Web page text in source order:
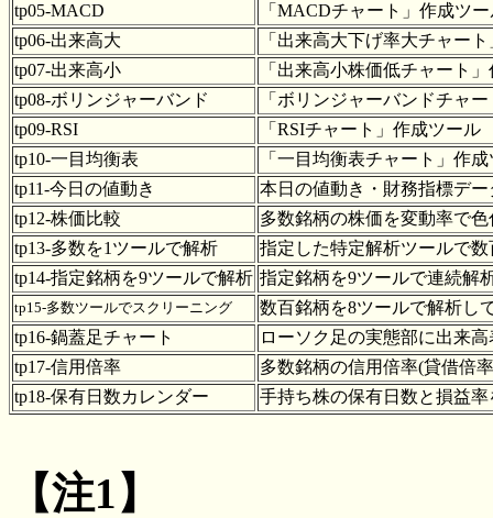
tp05-MACD
「MACDチャート」作成ツ
tp06-出来高大
「出来高大下げ率大チャー
tp07-出来高小
「出来高小株価低チャート
tp08-ボリンジャーバンド
「ボリンジャーバンドチャ
tp09-RSI
「RSIチャート」作成ツール
tp10-一目均衡表
「一目均衡表チャート」作
tp11-今日の値動き
本日の値動き・財務指標デ
tp12-株価比較
多数銘柄の株価を変動率で
tp13-多数を1ツールで解析
指定した特定解析ツールで
tp14-指定銘柄を9ツールで解析 指定銘柄を9ツールで連続解
tp15-多数ツールでスクリーニング
数百銘柄を8ツールで解析し
tp16-鍋蓋足チャート
ローソク足の実態部に出来
tp17-信用倍率
多数銘柄の信用倍率(貸借倍
tp18-保有日数カレンダー
手持ち株の保有日数と損益
【注1】